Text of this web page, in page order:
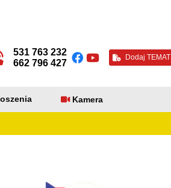
531 763 232
662 796 427
Dodaj TEMAT
Kamera